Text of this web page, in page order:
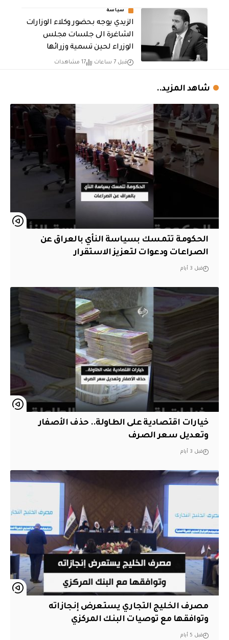
سياسة
الزيدي يوجه بحضور وكلاء الوزارات
الشاغرة الى جلسات مجلس
الوزراء لحين تسمية وزرائها
قبل 7 ساعات 17 مشاهدات
شاهد المزيد..
الحكومة تتمسك بسياسة النأي بالعراق عن
الصراعات ودعوات لتعزيز الاستقرار
قبل 3 أيام
خيارات اقتصادية على الطاولة.. حذف الأصفار
وتعديل سعر الصرف
قبل 3 أيام
مصرف الخليج التجاري يستعرض إنجازاته
وتوافقها مع توصيات البنك المركزي
قبل 5 أيام